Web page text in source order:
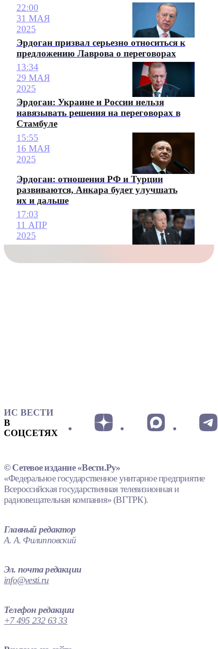
22:00
31 МАЯ
2025
Эрдоган призвал серьезно относиться к
предложению Лаврова о переговорах
13:34
29 МАЯ
2025
Эрдоган: Украине и России нельзя
навязывать решения на переговорах в
Стамбуле
15:55
16 МАЯ
2025
Эрдоган: отношения РФ и Турции
развиваются, Анкара будет улучшать
их и дальше
17:03
11 АПР
2025
ИС ВЕСТИ
В
СОЦСЕТЯХ
© Сетевое издание «Вести.Ру»
«Федеральное государственное унитарное предприятие
Всероссийская государственная телевизионная и
радиовещательная компания» (ВГТРК).
Главный редактор
А. А. Филипповский
Эл. почта редакции
info@vesti.ru
Телефон редакции
+7 495 232 63 33